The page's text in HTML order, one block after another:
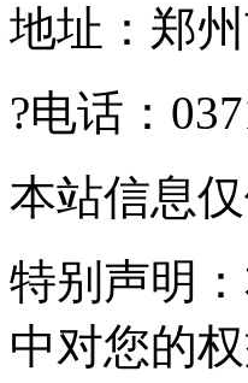
地址：郑
?电话：
本站信息
特别声明
中对您的